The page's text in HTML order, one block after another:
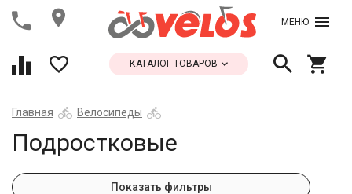
МЕНЮ
КАТАЛОГ ТОВАРОВ
Главная Велосипеды
Подростковые
Показать фильтры